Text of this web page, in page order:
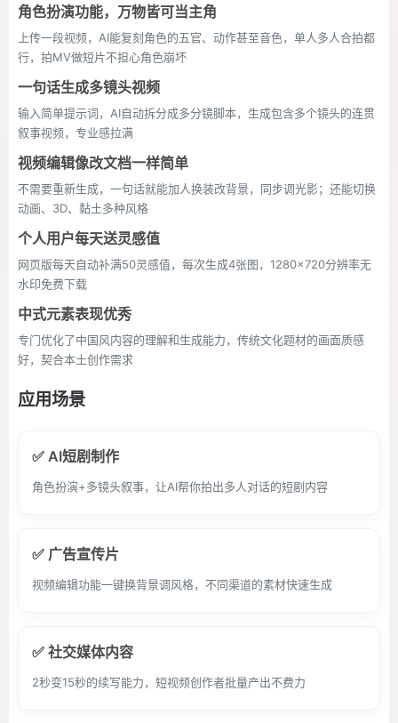
角色扮演功能，万物皆可当主角
上传一段视频，AI能复刻角色的五官、动作甚至音色，单人多人合拍都
行，拍MV做短片不担心角色崩坏
一句话生成多镜头视频
输入简单提示词，AI自动拆分成多分镜脚本，生成包含多个镜头的连贯
叙事视频，专业感拉满
视频编辑像改文档一样简单
不需要重新生成，一句话就能加人换装改背景，同步调光影；还能切换
动画、3D、黏土多种风格
个人用户每天送灵感值
网页版每天自动补满50灵感值，每次生成4张图，1280×720分辨率无
水印免费下载
中式元素表现优秀
专门优化了中国风内容的理解和生成能力，传统文化题材的画面质感
好，契合本土创作需求
应用场景
✅ AI短剧制作
角色扮演+多镜头叙事，让AI帮你拍出多人对话的短剧内容
✅ 广告宣传片
视频编辑功能一键换背景调风格，不同渠道的素材快速生成
✅ 社交媒体内容
2秒变15秒的续写能力，短视频创作者批量产出不费力